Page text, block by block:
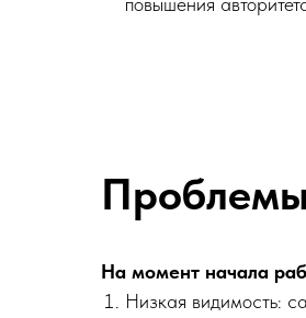
На момент начала
Низкая видимость: